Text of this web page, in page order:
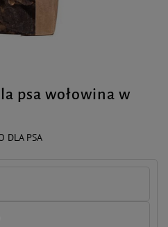
psa wołowina w
DLA PSA